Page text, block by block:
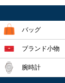
バッグ
ブランド小物
腕時計